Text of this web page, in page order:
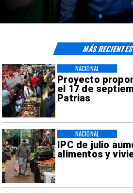
Proyecto
el 17 de
Patrias
NACIONAL
IPC de julio
alimentos y
NACIONAL
MÁS RECIENTES